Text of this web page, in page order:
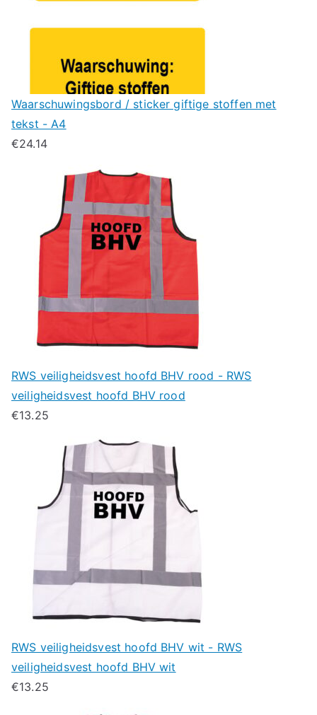
Waarschuwingsbord / sticker giftige stoffen met
tekst - A4
€24.14
RWS veiligheidsvest hoofd BHV rood - RWS
veiligheidsvest hoofd BHV rood
€13.25
RWS veiligheidsvest hoofd BHV wit - RWS
veiligheidsvest hoofd BHV wit
€13.25